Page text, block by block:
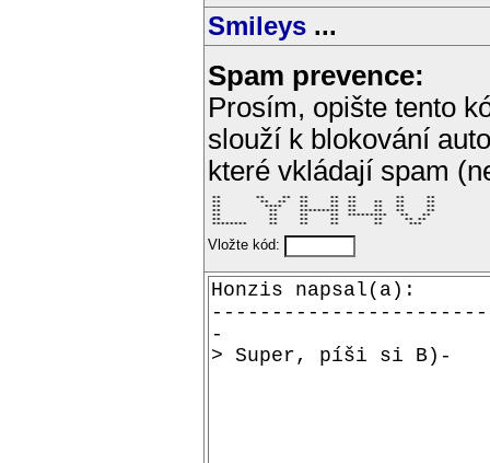
Smileys ...
Spam prevence:
Prosím, opište tento
slouží k blokování
které vkládají spam
**        **    **  **     **  **         **     **
**         **  **   **     **  **    **   **     **
**          ****    **     **  **    **   **     **
**           **     *********  **    **   **     **
**           **     **     **  *********   **   **
**           **     **     **        **     ** **
********     **     **     **        **      ***
Vložte kód: